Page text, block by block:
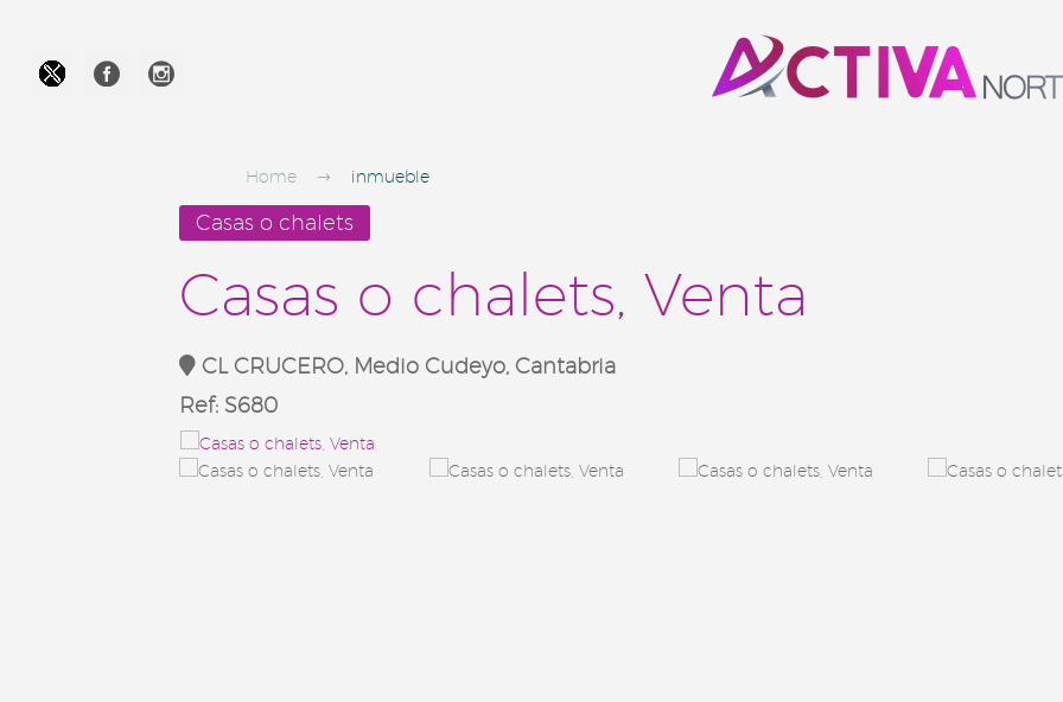

 

Home inmueble
Casas o chalets
Casas o chalets, Venta
CL CRUCERO, Medio Cudeyo, Cantabria
Ref:S680